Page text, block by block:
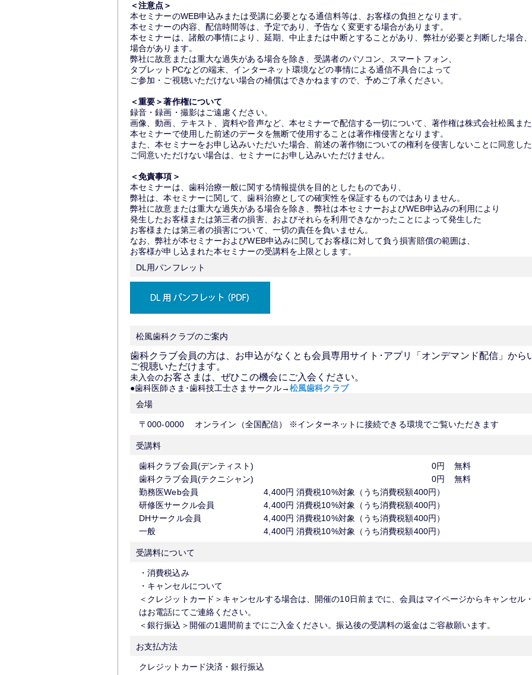
＜注意点＞
本セミナーのWEB申込みまたは受講に必要となる通信料等は、お客様の負担となります。
本セミナーの内容、配信時間等は、予定であり、予告なく変更する場合があります。
本セミナーは、諸般の事情により、延期、中止または中断とすることがあり、弊社が必要と判断した場合
場合があります。
弊社に故意または重大な過失がある場合を除き、受講者のパソコン、スマートフォン、
タブレットPCなどの端末、インターネット環境などの事情による通信不具合によって
ご参加・ご視聴いただけない場合の補償はできかねますので、予めご了承ください。
＜重要＞著作権について
録音・録画・撮影はご遠慮ください。
画像、動画、テキスト、資料や音声など、本セミナーで配信する一切について、著作権は株式会社松風ま
本セミナーで使用した前述のデータを無断で使用することは著作権侵害となります。
また、本セミナーをお申し込みいただいた場合、前述の著作物についての権利を侵害しないことに同意し
ご同意いただけない場合は、セミナーにお申し込みいただけません。
＜免責事項＞
本セミナーは、歯科治療一般に関する情報提供を目的としたものであり、
弊社は、本セミナーに関して、歯科治療としての確実性を保証するものではありません。
弊社に故意または重大な過失がある場合を除き、弊社は本セミナーおよびWEB申込みの利用により
発生したお客様または第三者の損害、およびそれらを利用できなかったことによって発生した
お客様または第三者の損害について、一切の責任を負いません。
なお、弊社が本セミナーおよびWEB申込みに関してお客様に対して負う損害賠償の範囲は、
お客様が申し込まれた本セミナーの受講料を上限とします。
DL用パンフレット
松風歯科クラブのご案内
歯科クラブ会員の方は、お申込がなくとも会員専用サイト･アプリ「オンデマンド配信」から
ご視聴いただけます。
未入会のお客さまは、ぜひこの機会にご入会ください。
●歯科医師さま･歯科技工士さまサークル→松風歯科クラブ
会場
〒000-0000 オンライン（全国配信） ※インターネットに接続できる環境でご覧いただきます
受講料
歯科クラブ会員(デンティスト) 0円
無料
歯科クラブ会員(テクニシャン)
0円
無料
勤務医Web会員
4,400円 消費税10%対象（うち消費税額400円）
研修医サークル会員
4,400円 消費税10%対象（うち消費税額400円）
DHサークル会員
4,400円 消費税10%対象（うち消費税額400円）
一般
4,400円 消費税10%対象（うち消費税額400円）
受講料について
・消費税込み
・キャンセルについて
＜クレジットカード＞キャンセルする場合は、開催の10日前までに、会員はマイページからキャンセル
はお電話にてご連絡ください。
＜銀行振込＞開催の1週間前までにご入金ください。振込後の受講料の返金はご容赦願います。
お支払方法
クレジットカード決済・銀行振込